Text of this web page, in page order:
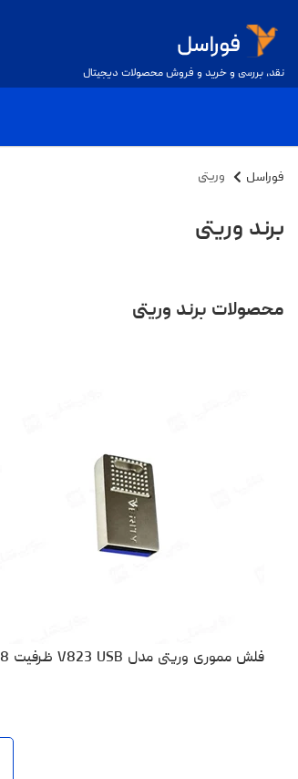
نقد، بررسی و خرید و فروش محصولات دیجیتال
فوراسل وریتی
برند وریتی
محصولات برند وریتی
فلش مموری وریتی مدل V823 USB ظرفیت 128 گیگابایت